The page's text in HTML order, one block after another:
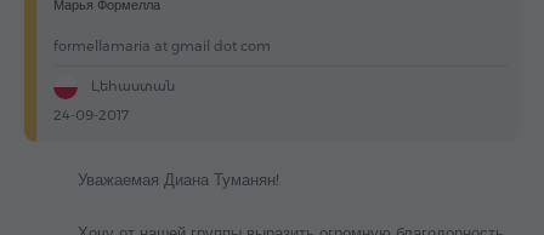
Марья Формелла
formellamaria at gmail dot com
Լեհաստան
24-09-2017
Уважаемая Диана Туманян!